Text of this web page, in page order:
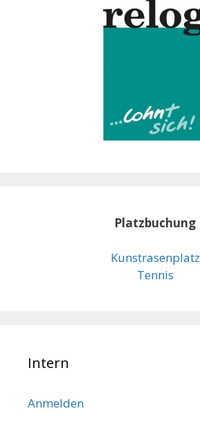
Platzbuchung
Kunstrasenplatz
Tennis
Intern
Anmelden